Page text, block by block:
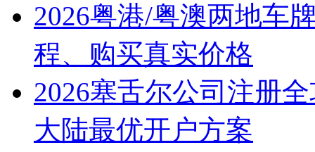
2026粤港/粤澳两地车
程、购买真实价格
2026塞舌尔公司注册
大陆最优开户方案